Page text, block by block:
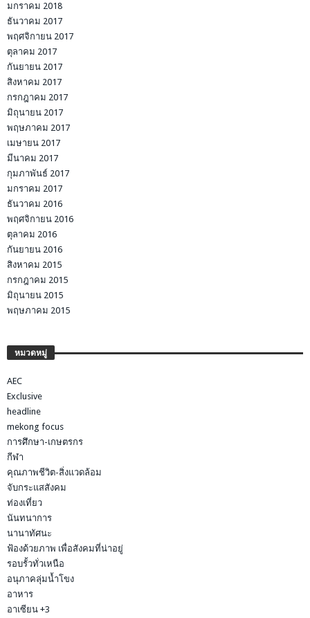
มกราคม 2018
ธันวาคม 2017
พฤศจิกายน 2017
ตุลาคม 2017
กันยายน 2017
สิงหาคม 2017
กรกฎาคม 2017
มิถุนายน 2017
พฤษภาคม 2017
เมษายน 2017
มีนาคม 2017
กุมภาพันธ์ 2017
มกราคม 2017
ธันวาคม 2016
พฤศจิกายน 2016
ตุลาคม 2016
กันยายน 2016
สิงหาคม 2015
กรกฎาคม 2015
มิถุนายน 2015
พฤษภาคม 2015
หมวดหมู่
AEC
Exclusive
headline
mekong focus
การศึกษา-เกษตรกร
กีฬา
คุณภาพชีวิต-สิ่งแวดล้อม
จับกระแสสังคม
ท่องเที่ยว
นันทนาการ
นานาทัศนะ
ฟ้องด้วยภาพ เพื่อสังคมที่น่าอยู่
รอบรั้วทั่วเหนือ
อนุภาคลุ่มน้ำโขง
อาหาร
อาเซียน +3